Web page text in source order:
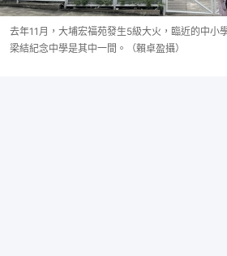
去年11月，大埔宏福苑發生5級大火，臨近的中小
梁結紀念中學是其中一間。（賴卓盈攝）